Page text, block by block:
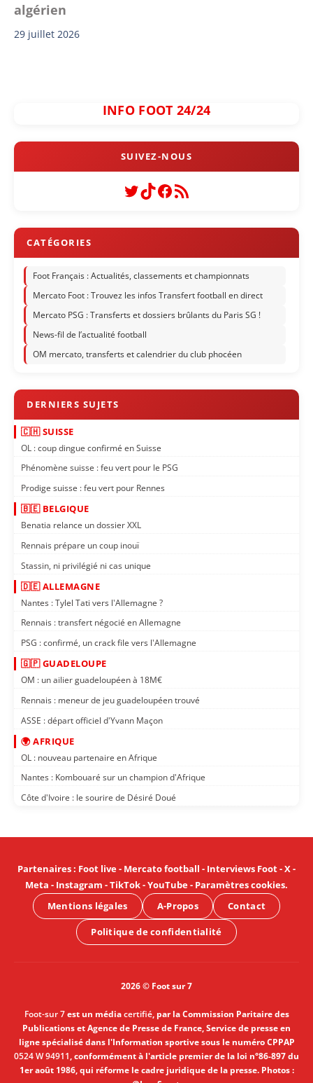
algérien
29 juillet 2026
INFO FOOT 24/24
Twitter
TikTok
Facebook
Flux RSS
Foot Français : Actualités, classements et championnats
Mercato Foot : Trouvez les infos Transfert football en direct
Mercato PSG : Transferts et dossiers brûlants du Paris SG !
News-fil de l’actualité football
OM mercato, transferts et calendrier du club phocéen
🇨🇭 SUISSE
OL : coup dingue confirmé en Suisse
Phénomène suisse : feu vert pour le PSG
Prodige suisse : feu vert pour Rennes
🇧🇪 BELGIQUE
Benatia relance un dossier XXL
Rennais prépare un coup inouï
Stassin, ni privilégié ni cas unique
🇩🇪 ALLEMAGNE
Nantes : Tylel Tati vers l'Allemagne ?
Rennais : transfert négocié en Allemagne
PSG : confirmé, un crack file vers l'Allemagne
🇬🇵 GUADELOUPE
OM : un ailier guadeloupéen à 18M€
Rennais : meneur de jeu guadeloupéen trouvé
ASSE : départ officiel d'Yvann Maçon
🌍 AFRIQUE
OL : nouveau partenaire en Afrique
Nantes : Kombouaré sur un champion d'Afrique
Côte d'Ivoire : le sourire de Désiré Doué
Partenaires: Foot live- Mercato football - Interviews Foot-X-
Meta - Instagram -TikTok-YouTube- Paramètres cookies.
Mentions légales
A-Propos Contact
Politique de confidentialité
2026 © Foot sur 7
Foot-sur 7est un médiacertifié, par la Commission Paritaire des
Publications et Agence de Presse de France, Service de presse en
ligne spécialisé dans l'Information sportive sous le numéro CPPAP
0524 W 94911, conformément à l'article premier de la loi n°86-897 du
1er août 1986, qui réforme le cadre juridique de la presse. Photos :